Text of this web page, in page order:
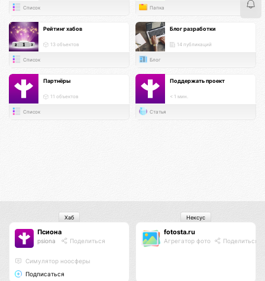
Список Папка
Рейтинг хабов
13 объектов
Список
Блог разработки
14 публикаций
Блог
Партнёры
11 объектов
Список
Поддержать проект
< 1 мин.
Статья
Псиона
psiona Поделиться
Cимулятор ноосферы
Подписаться
Хаб
fotosta.ru
Агрегатор фото Поделиться
Нексус